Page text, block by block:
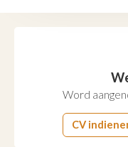
Word
CV